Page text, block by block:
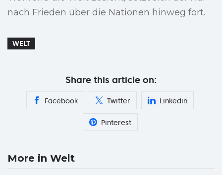
nach Frieden über die Nationen hinweg fort.
WELT
Share this article on:
Facebook Twitter Linkedin
Pinterest
More in Welt